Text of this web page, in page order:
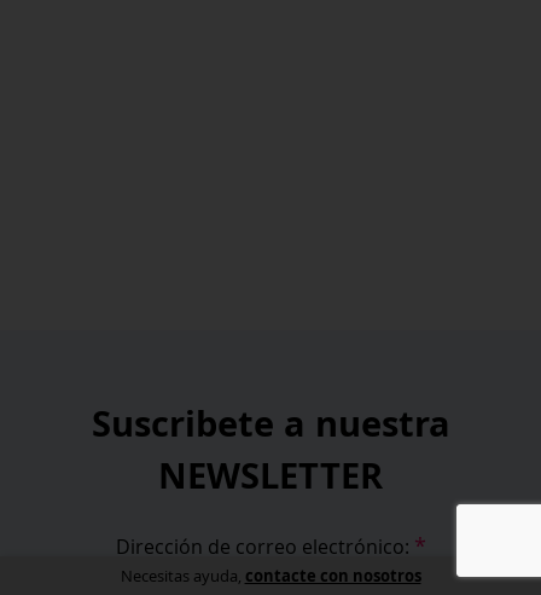
Suscribete a nuestra
NEWSLETTER
Dirección de correo electrónico: *
Necesitas ayuda, contacte con nosotros